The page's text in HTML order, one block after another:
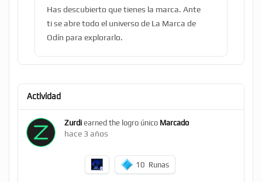
Has descubierto que tienes la marca. Ante
ti se abre todo el universo de La Marca de
Odín para explorarlo.
Actividad
Zurdi earned the logro único Marcado
hace 3 años
10 Runas